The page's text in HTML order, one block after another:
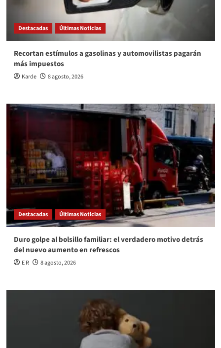
Destacadas Últimas Noticias
Recortan estímulos a gasolinas y automovilistas pagarán
más impuestos
Karde 8 agosto, 2026
Destacadas Últimas Noticias
Duro golpe al bolsillo familiar: el verdadero motivo detrás
del nuevo aumento en refrescos
E R 8 agosto, 2026